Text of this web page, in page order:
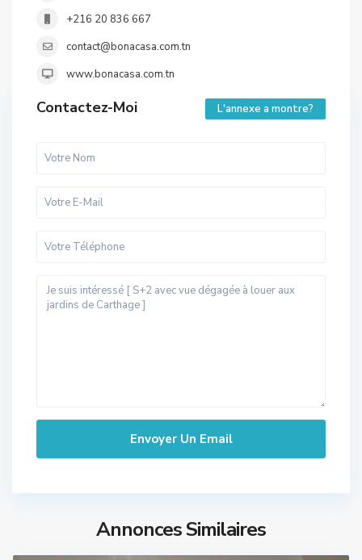
+216 20 836 667
contact@bonacasa.com.tn
www.bonacasa.com.tn
Contactez-Moi L'annexe a montre?
Annonces Similaires